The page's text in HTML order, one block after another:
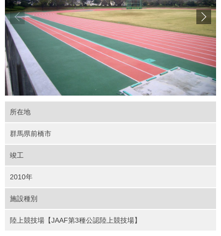
所在地
群馬県前橋市
竣工
2010年
施設種別
陸上競技場【JAAF第3種公認陸上競技場】